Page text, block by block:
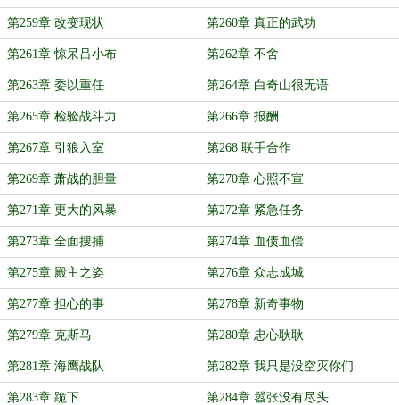
第259章 改变现状 第260章 真正的武功
第261章 惊呆吕小布 第262章 不舍
第263章 委以重任 第264章 白奇山很无语
第265章 检验战斗力 第266章 报酬
第267章 引狼入室 第268 联手合作
第269章 萧战的胆量 第270章 心照不宣
第271章 更大的风暴 第272章 紧急任务
第273章 全面搜捕 第274章 血债血偿
第275章 殿主之姿 第276章 众志成城
第277章 担心的事 第278章 新奇事物
第279章 克斯马 第280章 忠心耿耿
第281章 海鹰战队 第282章 我只是没空灭你们
第283章 跪下 第284章 嚣张没有尽头